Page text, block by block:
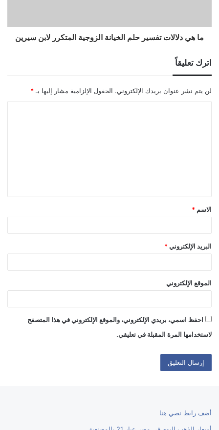
ما هي دلالات تفسير حلم الخيانة الزوجية المتكرر لابن سيرين
اترك تعليقاً
لن يتم نشر عنوان بريدك الإلكتروني. الحقول الإلزامية مشار إليها بـ *
ق
*
الاسم *
البريد الإلكتروني *
الموقع الإلكتروني
احفظ اسمي، بريدي الإلكتروني، والموقع الإلكتروني في هذا المتصفح
لاستخدامها المرة المقبلة في تعليقي.
أضف رابط نصي هنا